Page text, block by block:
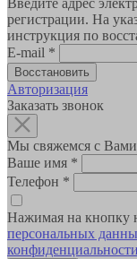
Введите адрес
регистрации. На
инструкция по
E-mail *
Авторизация
Заказать звонок
Мы свяжемся с
Ваше имя *
Телефон *
Нажимая на кнопку
персональных
конфиденциальности